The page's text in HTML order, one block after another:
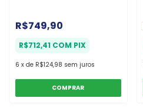
R$749,90
R$712,41 COM PIX
6 x de R$124,98 sem juros